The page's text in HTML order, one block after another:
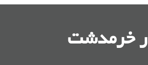
خرمدشت